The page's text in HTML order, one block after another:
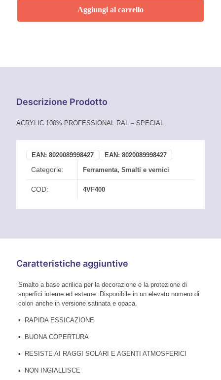
400
Aggiungi al carrello
Descrizione Prodotto
ACRYLIC 100% PROFESSIONAL RAL – SPECIAL
EAN: 8020089998427 EAN: 8020089998427
Categorie: Ferramenta, Smalti e vernici
COD: 4VF400
Caratteristiche aggiuntive
Smalto a base acrilica per la decorazione e la protezione di
superfici interne ed esterne. Disponibile in un elevato numero di
colori anche in versione satinata e opaca.
▪ RAPIDA ESSICAZIONE
▪ BUONA COPERTURA
▪ RESISTE AI RAGGI SOLARI E AGENTI ATMOSFERICI
▪ NON INGIALLISCE